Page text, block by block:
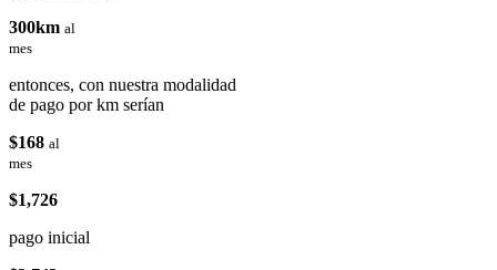
300km al
mes
entonces, con nuestra modalidad
de pago por km serían
$168 al
mes
$1,726
pago inicial